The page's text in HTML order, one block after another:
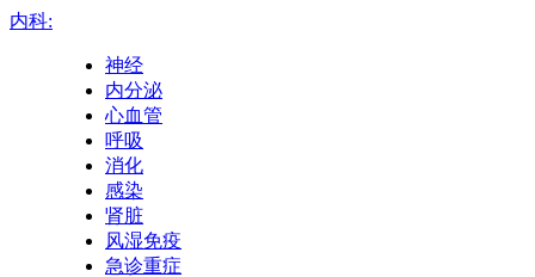
内科:
神经
内分泌
心血管
呼吸
消化
感染
肾脏
风湿免疫
急诊重症